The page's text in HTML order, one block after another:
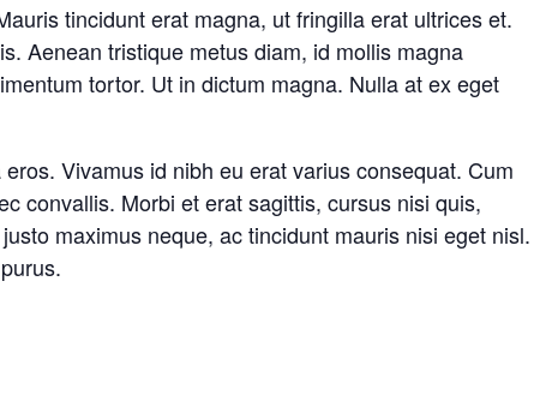
tincidunt erat magna, ut fringilla erat ultrices et.
Aenean tristique metus diam, id mollis magna
tortor. Ut in dictum magna. Nulla at ex eget
Vivamus id nibh eu erat varius consequat. Cum
convallis. Morbi et erat sagittis, cursus nisi quis,
maximus neque, ac tincidunt mauris nisi eget nisl.